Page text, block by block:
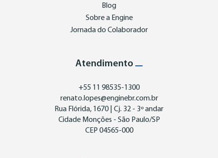
Blog
Sobre a Engine
Jornada do Colaborador
Atendimento
+55 11 98535-1300
renato.lopes@enginebr.com.br
Rua Flórida, 1670 | Cj. 32 - 3º andar
Cidade Monções - São Paulo/SP
CEP 04565-000